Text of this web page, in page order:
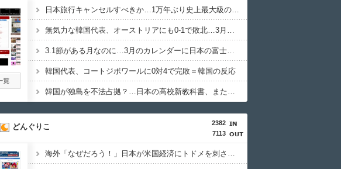
がバレちゃったからね」 ハウメニージャパン
【MLB】村上宗隆とルイス・アラエスの指標が完全に真逆 → 「予想通りの結果」「この2人は合体してくれ」 Red4 海外の反応まとめ
海外さんいらっしゃい 海外の反応
海外の反応：熊本の病院で手術中に熊本地震が発生、大揺れの中でも患者を守った医師たちの対応ぶりに海外大絶賛 海外の反応 ディミヌート
海外の反応） 海外のお前ら
韓国人「どうやら五輪サッカー日韓戦でも審判の接待があった模様…」→「メダル剥奪なのでは…？（ﾌﾞﾙﾌﾞﾙ」＝韓国の反応 海外トークログ
日本旅行キャンセルすべきか…1万年ぶり史上最大級の火山の兆し＝韓国の反応
無気力な韓国代表、オーストリアにも0-1で敗北…3月のAマッチは2敗で終＝韓国の反応
3.1節がある月なのに…3月のカレンダーに日本の富士山・大阪城・桜が描かれ物議＝韓国の反応
韓国代表、コートジボワールに0対4で完敗＝韓国の反応
韓国が独島を不法占拠？…日本の高校新教科書、また強引な主張＝韓国の反応
2382
7113
どんぐりこ
海外「なぜだろう！」日本が米国経済にトドメを刺さない本当の理由に海外が大騒ぎ